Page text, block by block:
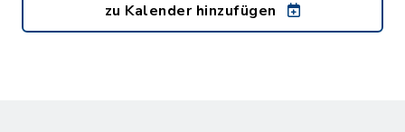
zu Kalender hinzufügen